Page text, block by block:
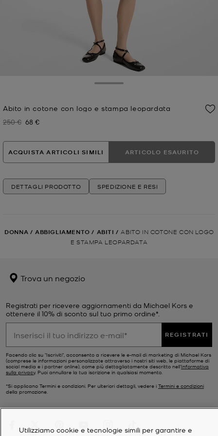
Abito in cotone con logo e stampa leopardata
Prezzo iniziale
250 € Prezzo attuale
68 €
ACQUISTA ARTICOLI SIMILI ARTICOLO ESAURITO
DETTAGLI PRODOTTO SPEDIZIONE E RESI
DONNA / ABBIGLIAMENTO / ABITI / ABITO IN COTONE CON LOGO
E STAMPA LEOPARDATA
Trova un negozio
Registrati per ricevere aggiornamenti da Michael Kors e
ottenere il 10% di sconto sul tuo primo ordine*.
REGISTRATI
Facendo clic su "Iscriviti", acconsento a ricevere le e-mail di marketing di Michael Kors
(comprese le informazioni personalizzate attraverso i nostri siti web, le piattaforme di
social media e i partner online), come più dettagliatamente descritto nell’Informativa
sulla privacy. Puoi annullare la tua iscrizione in qualsiasi momento.
*Si applicano Termini e condizioni. Per ulteriori dettagli, vedere i Termini e condizioni
della promozione.
Utilizziamo cookie e tecnologie simili per garantire e